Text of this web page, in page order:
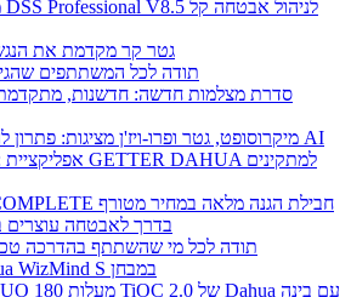
גטר קר מקדמת את
תודה לכל המשתתפים
סדרת מצלמות חדשה: חדשנות, מתקדמת
מיקרוסופט, גטר ופרו-ויז'ן מציגות: פתרון להגנת סייבר בשילוב AI
חבילת CYFOX COMPLETE חבילת הגנה מלאה במחיר מטורף
בדרך לאבטחה עוצרים
תודה לכל מי שהשתתף בהדרכה
מצלמת כיפה Dahua WizMind S במבחן